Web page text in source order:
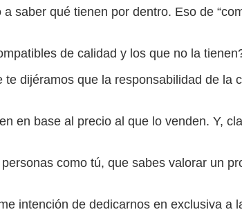
saber qué tienen por dentro. Eso de
de calidad y los que no la
dijéramos que la responsabilidad de la
en base al precio al que lo venden. Y,
como tú, que sabes valorar un
intención de dedicarnos en exclusiva a